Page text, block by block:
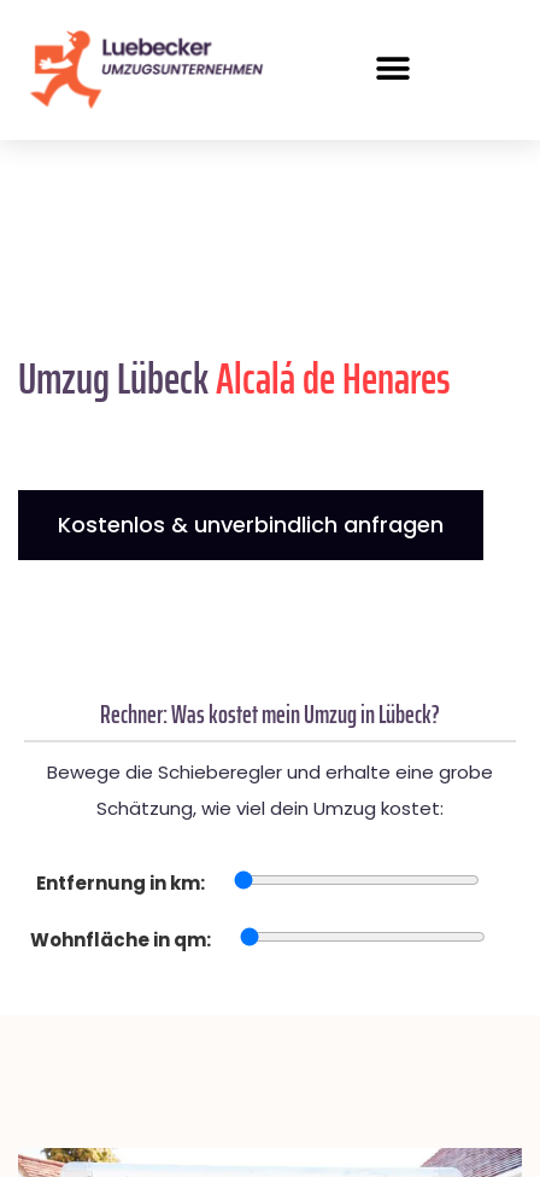
Umzug LübeckAlcalá de Henares
Kostenlos & unverbindlich anfragen
Rechner: Was kostet mein Umzug in Lübeck?
Bewege die Schieberegler und erhalte eine grobe
Schätzung, wie viel dein Umzug kostet:
Entfernung in km:
Wohnfläche in qm: